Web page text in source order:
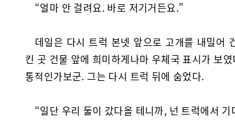
“얼마 안 걸려요. 바로 저기거든요.”
데일은 다시 트럭 본넷 앞으로 고개를 내밀어
킨 곳 건물 앞에 희미하게나마 우체국 표시가 보
통적인가보군. 그는 다시 트럭 뒤에 숨었다.
“일단 우리 둘이 갔다올 테니까, 넌 트럭에서 기